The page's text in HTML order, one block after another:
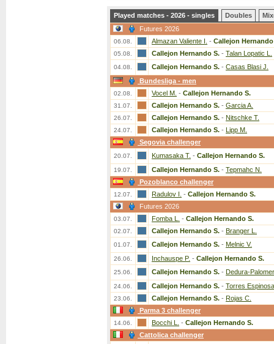
Played matches - 2026 - singles Doubles
Futures 2026
06.08. Almazan Valiente I. - Callejon Hernando
05.08. Callejon Hernando S. - Talan Lopatic L.
04.08. Callejon Hernando S. - Casas Blasi J.
Bundesliga - men
02.08. Vocel M. - Callejon Hernando S.
31.07. Callejon Hernando S. - Garcia A.
26.07. Callejon Hernando S. - Nitschke T.
24.07. Callejon Hernando S. - Lipp M.
Segovia challenger
20.07. Kumasaka T. - Callejon Hernando S.
19.07. Callejon Hernando S. - Tepmahc N.
Pozoblanco challenger
12.07. Radulov I. - Callejon Hernando S.
Futures 2026
03.07. Fomba L. - Callejon Hernando S.
02.07. Callejon Hernando S. - Branger L.
01.07. Callejon Hernando S. - Melnic V.
26.06. Inchauspe P. - Callejon Hernando S.
25.06. Callejon Hernando S. - Dedura-
24.06. Callejon Hernando S. - Torres
23.06. Callejon Hernando S. - Rojas C.
Parma 3 challenger
14.06. Bocchi L. - Callejon Hernando S.
Cattolica challenger